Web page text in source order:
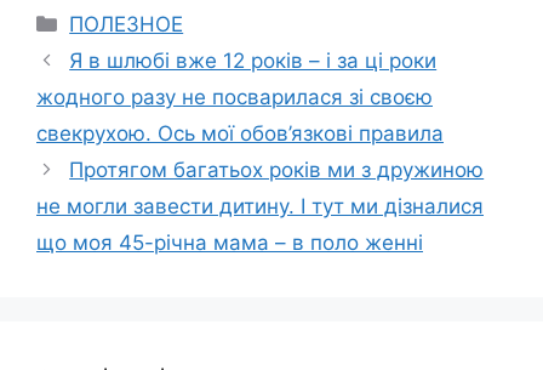
Categories
ПОЛЕЗНОЕ
Я в шлюбі вже 12 років – і за ці роки
жодного разу не посварилася зі своєю
свекрухою. Ось мої обов’язкові правила
Протягом багатьох років ми з дружиною
не могли завести дитину. І тут ми дізналися
що моя 45-річна мама – в поло женні